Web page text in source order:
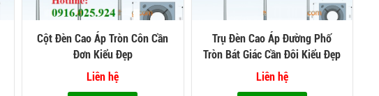
Cột Đèn Cao Áp Tròn Côn Cần
Đơn Kiểu Đẹp
Liên hệ
Trụ Đèn Cao Áp Đường Phố
Tròn Bát Giác Cần Đôi Kiểu Đẹp
Liên hệ